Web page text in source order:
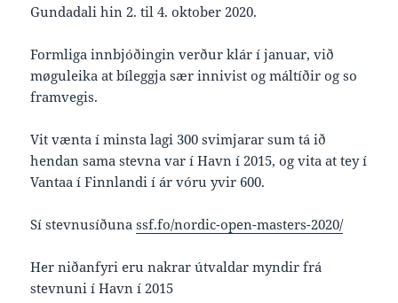
Gundadali hin 2. til 4. oktober 2020.
Formliga innbjóðingin verður klár í januar, við
møguleika at bíleggja sær innivist og máltíðir og so
framvegis.
Vit vænta í minsta lagi 300 svimjarar sum tá ið
hendan sama stevna var í Havn í 2015, og vita at tey í
Vantaa í Finnlandi í ár vóru yvir 600.
Sí stevnusíðunassf.fo/nordic-open-masters-2020/
Her niðanfyri eru nakrar útvaldar myndir frá
stevnuni í Havn í 2015